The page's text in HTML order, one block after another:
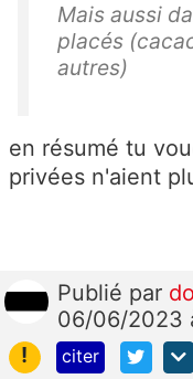
Mais aussi
placés
autres)
en résumé tu
privées n'aient
Publié par
06/06/2023
!
citer